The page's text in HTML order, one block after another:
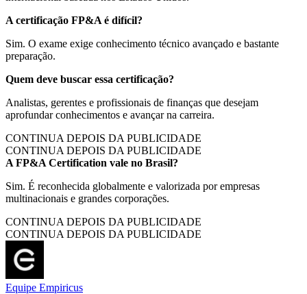
A certificação FP&A é difícil?
Sim. O exame exige conhecimento técnico avançado e bastante
preparação.
Quem deve buscar essa certificação?
Analistas, gerentes e profissionais de finanças que desejam
aprofundar conhecimentos e avançar na carreira.
CONTINUA DEPOIS DA PUBLICIDADE
CONTINUA DEPOIS DA PUBLICIDADE
A FP&A Certification vale no Brasil?
Sim. É reconhecida globalmente e valorizada por empresas
multinacionais e grandes corporações.
CONTINUA DEPOIS DA PUBLICIDADE
CONTINUA DEPOIS DA PUBLICIDADE
Equipe Empiricus